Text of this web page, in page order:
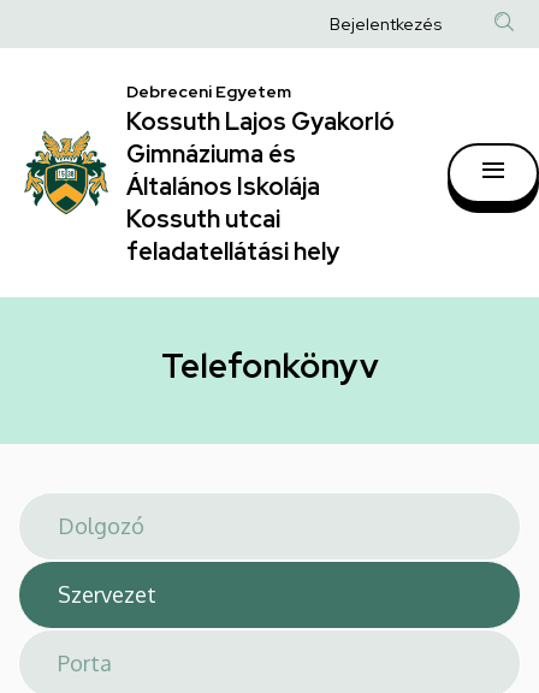
|
Kossuth
Lajos
Gyakorló
Gimnáziuma
Általános
hely
a
Anonim
fiók
Bejelentkezés
Debreceni Egyetem
Kossuth Lajos Gyakorló
Gimnáziuma és
Általános Iskolája
Kossuth utcai
feladatellátási hely
Telefonkönyv